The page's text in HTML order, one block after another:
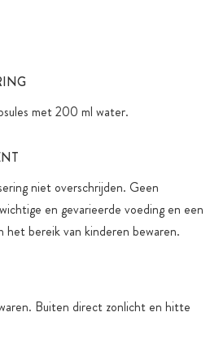
met 200 ml water.
niet overschrijden. Geen
en gevarieerde voeding en een
het bereik van kinderen bewaren.
Buiten direct zonlicht en hitte